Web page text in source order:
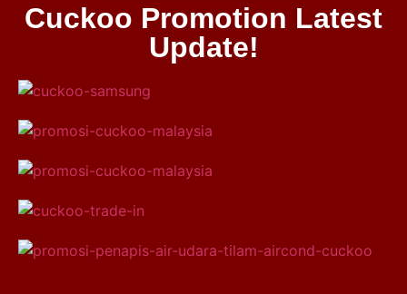
Cuckoo Promotion Latest
Update!